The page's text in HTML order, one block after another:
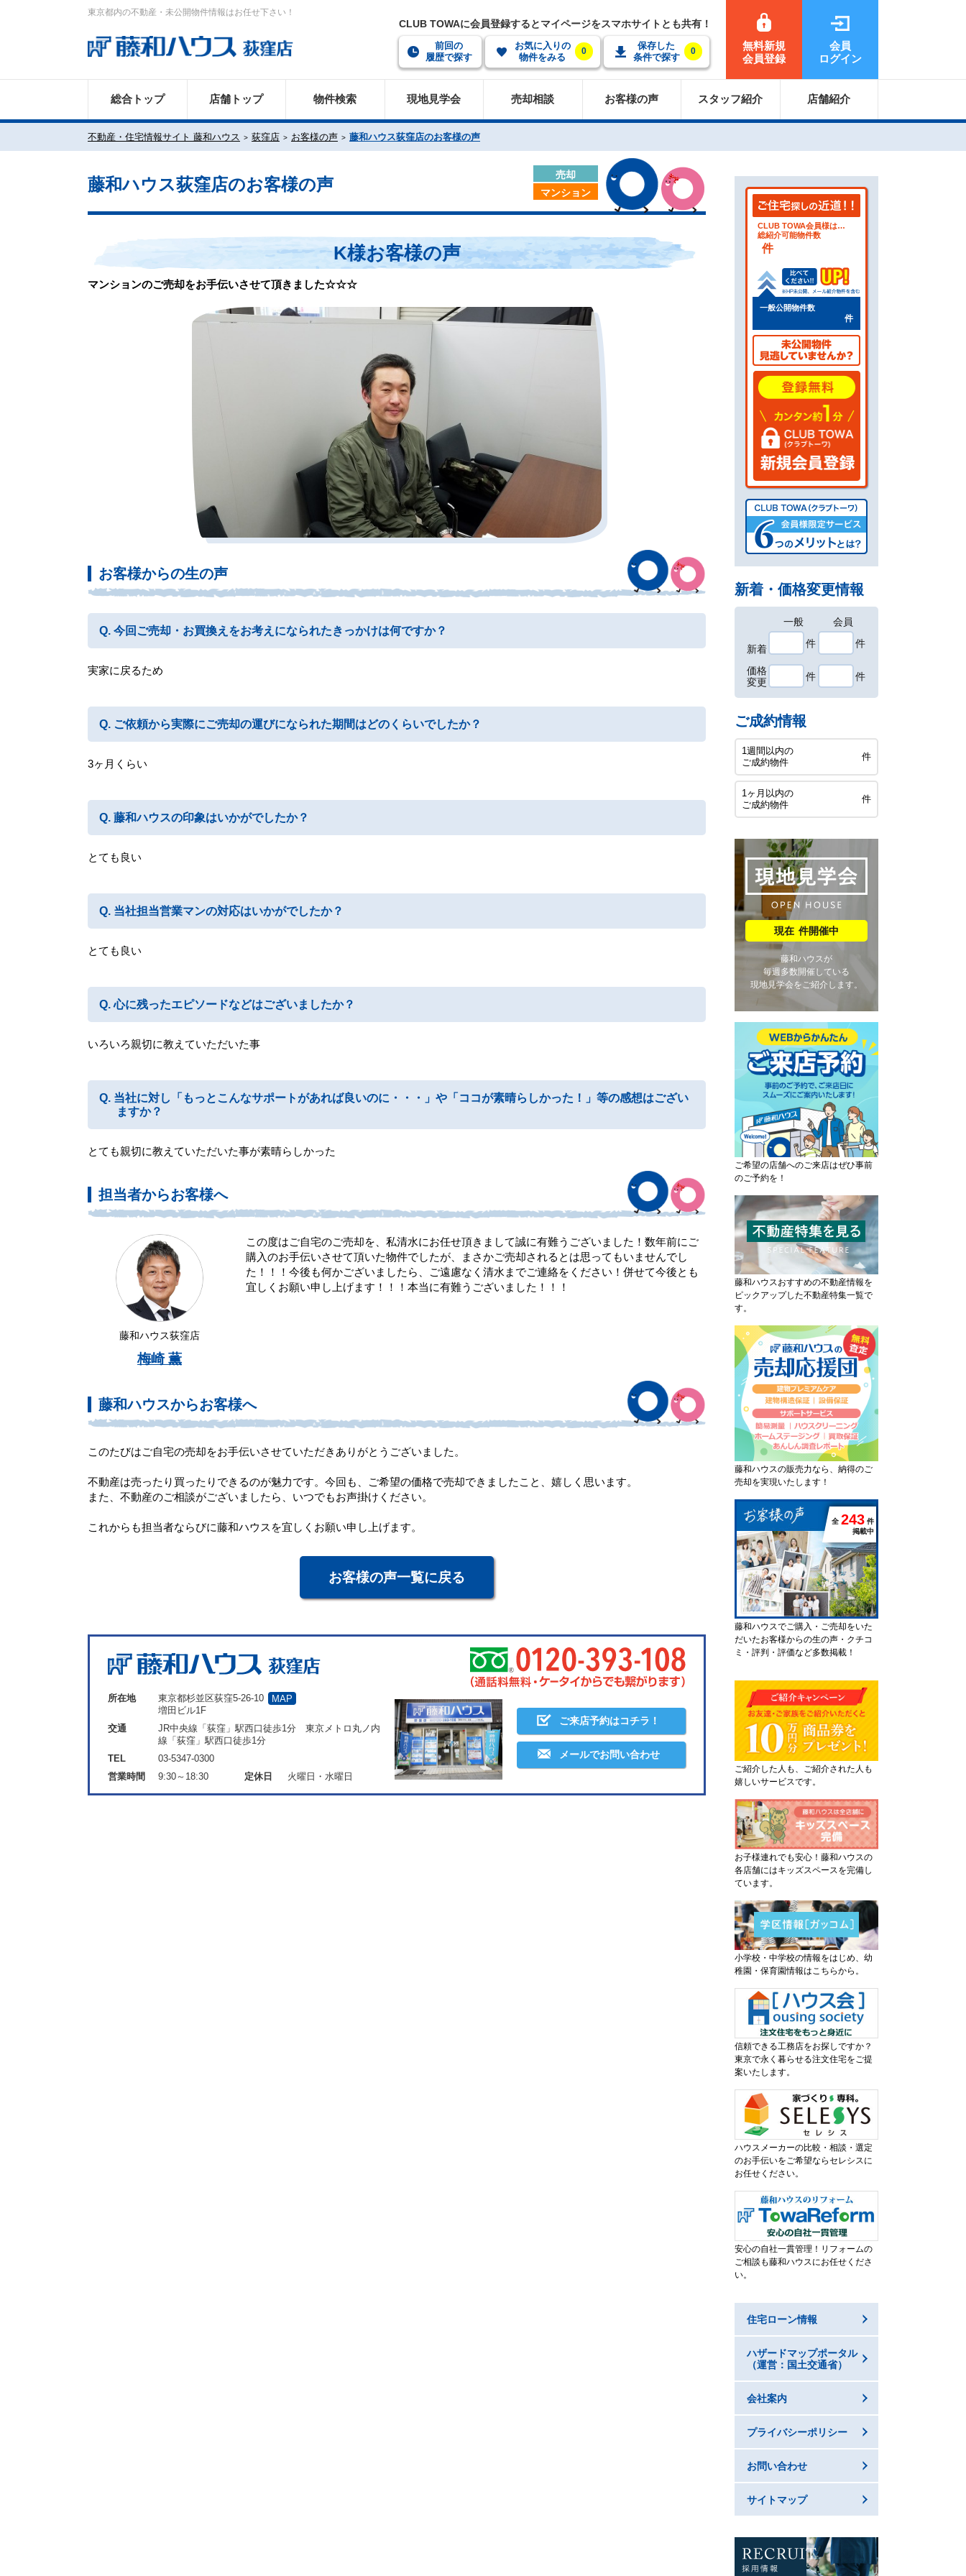
東京都内の不動産・未公開物件情報はお任せ下さい！
CLUB TOWAに会員登録するとマイページをスマホサイトとも共有！
前回の
履歴で探す
お気に入りの
物件をみる
0
保存した
条件で探す
0
無料新規
会員登録
会員
ログイン
総合トップ 店舗トップ 物件検索 現地見学会 売却相談 お客様の声 スタッフ紹介 店舗紹介
不動産・住宅情報サイト 藤和ハウス 荻窪店 お客様の声 藤和ハウス荻窪店のお客様の声
藤和ハウス荻窪店のお客様の声
売却
マンション
K様お客様の声
マンションのご売却をお手伝いさせて頂きました☆☆☆
お客様からの生の声
今回ご売却・お買換えをお考えになられたきっかけは何ですか？
実家に戻るため
ご依頼から実際にご売却の運びになられた期間はどのくらいでしたか？
3ヶ月くらい
藤和ハウスの印象はいかがでしたか？
とても良い
当社担当営業マンの対応はいかがでしたか？
とても良い
心に残ったエピソードなどはございましたか？
いろいろ親切に教えていただいた事
当社に対し「もっとこんなサポートがあれば良いのに・・・」や「ココが素晴らしかった！」等の感想はござい
ますか？
とても親切に教えていただいた事が素晴らしかった
担当者からお客様へ
藤和ハウス荻窪店
梅崎 薫
この度はご自宅のご売却を、私清水にお任せ頂きまして誠に有難うございました！数年前にご
購入のお手伝いさせて頂いた物件でしたが、まさかご売却されるとは思ってもいませんでし
た！！！今後も何かございましたら、ご遠慮なく清水までご連絡をください！併せて今後とも
宜しくお願い申し上げます！！！本当に有難うございました！！！
藤和ハウスからお客様へ
このたびはご自宅の売却をお手伝いさせていただきありがとうございました。
不動産は売ったり買ったりできるのが魅力です。今回も、ご希望の価格で売却できましたこと、嬉しく思います。
また、不動産のご相談がございましたら、いつでもお声掛けください。
これからも担当者ならびに藤和ハウスを宜しくお願い申し上げます。
お客様の声一覧に戻る
所在地
東京都杉並区荻窪5-26-10
増田ビル1F
MAP
交通
JR中央線「荻窪」駅西口徒歩1分 東京メトロ丸ノ内
線「荻窪」駅西口徒歩1分
TEL
03-5347-0300
営業時間
9:30～18:30 定休日 火曜日・水曜日
ご来店予約はコチラ！
メールでお問い合わせ
CLUB TOWA会員様は…
総紹介可能物件数
件
一般公開物件数
件
新着・価格変更情報
一般 会員
新着
件 件
価格
変更
件 件
ご成約情報
1週間以内の
ご成約物件
件
1ヶ月以内の
ご成約物件
件
件開催中
藤和ハウスが
毎週多数開催している
現地見学会をご紹介します。
ご希望の店舗へのご来店はぜひ事前
のご予約を！
藤和ハウスおすすめの不動産情報を
ピックアップした不動産特集一覧で
す。
藤和ハウスの販売力なら、納得のご
売却を実現いたします！
全 243 件
掲載中
藤和ハウスでご購入・ご売却をいた
だいたお客様からの生の声・クチコ
ミ・評判・評価など多数掲載！
ご紹介した人も、ご紹介された人も
嬉しいサービスです。
お子様連れでも安心！藤和ハウスの
各店舗にはキッズスペースを完備し
ています。
小学校・中学校の情報をはじめ、幼
稚園・保育園情報はこちらから。
信頼できる工務店をお探しですか？
東京で永く暮らせる注文住宅をご提
案いたします。
ハウスメーカーの比較・相談・選定
のお手伝いをご希望ならセレシスに
お任せください。
安心の自社一貫管理！リフォームの
ご相談も藤和ハウスにお任せくださ
い。
住宅ローン情報
ハザードマップポータル
（運営：国土交通省）
会社案内
プライバシーポリシー
お問い合わせ
サイトマップ